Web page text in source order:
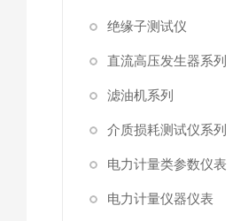
绝缘子测试仪
直流高压发生器系列
滤油机系列
介质损耗测试仪系列
电力计量类参数仪表
电力计量仪器仪表